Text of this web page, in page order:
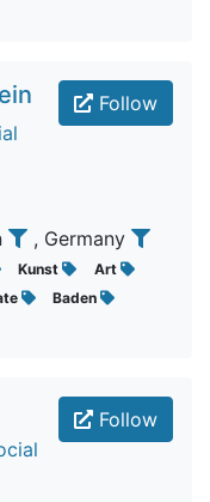
Follow
, Germany
Kunst
Art
Baden
Follow